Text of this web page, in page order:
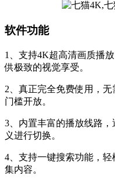
软件功能
1、支持4K超高清画质播
供极致的视觉享受。
2、真正完全免费使用，
门槛开放。
3、内置丰富的播放线路
义进行切换。
4、支持一键搜索功能，
集内容。